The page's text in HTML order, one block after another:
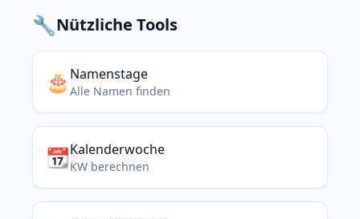
🔧Nützliche Tools
🎂 Namenstage
Alle Namen finden
📆Kalenderwoche
KW berechnen